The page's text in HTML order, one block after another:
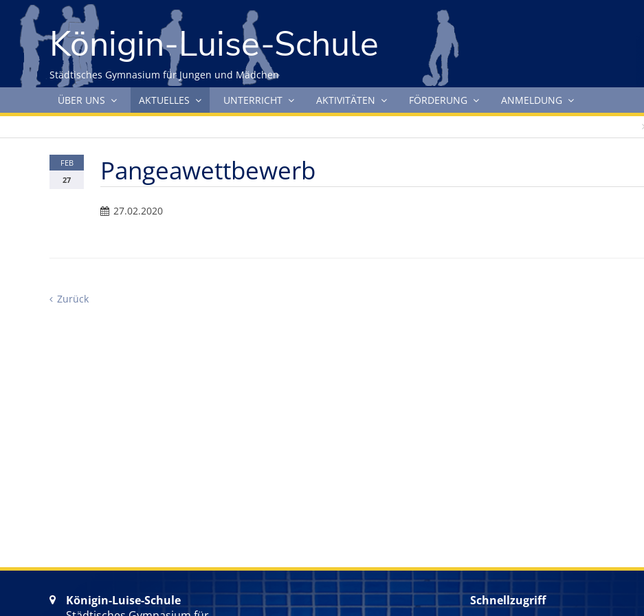
Gleich zum Inhalt der Seite springen
Königin-Luise-Schule
Städtisches Gymnasium für Jungen und Mädchen
Navigation überspringen
ÜBER UNS AKTUELLES UNTERRICHT AKTIVITÄTEN FÖRDERUNG ANMELDUNG
FEB
27
Pangeawettbewerb
27.02.2020
Zurück

Königin-Luise-Schule
Schnellzugriff